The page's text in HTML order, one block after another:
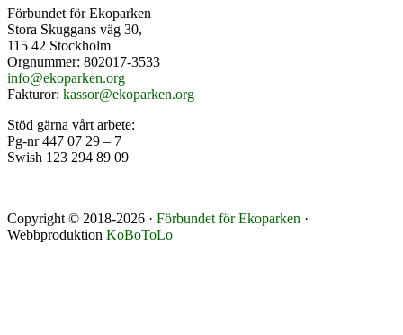
Footer
Förbundet för Ekoparken
Stora Skuggans väg 30,
115 42 Stockholm
Orgnummer: 802017-3533
info@ekoparken.org
Fakturor: kassor@ekoparken.org
Stöd gärna vårt arbete:
Pg-nr 447 07 29 – 7
Swish 123 294 89 09
Copyright © 2018-2026 · Förbundet för Ekoparken ·
Webbproduktion KoBoToLo